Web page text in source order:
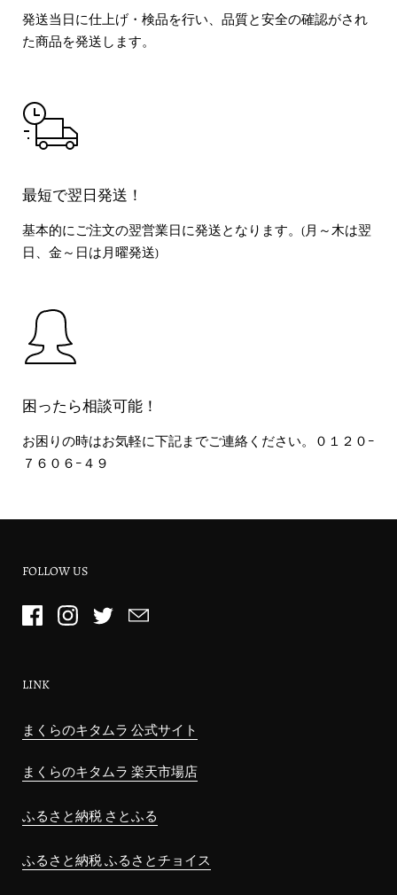
発送当日に仕上げ・検品を行い、品質と安全の確認がされ
た商品を発送します。
最短で翌日発送！
基本的にご注文の翌営業日に発送となります。(月～木は翌
日、金～日は月曜発送)
困ったら相談可能！
お困りの時はお気軽に下記までご連絡ください。０１２０ｰ
７６０６ｰ４９
FOLLOW US
LINK
まくらのキタムラ 公式サイト
まくらのキタムラ 楽天市場店
ふるさと納税 さとふる
ふるさと納税 ふるさとチョイス